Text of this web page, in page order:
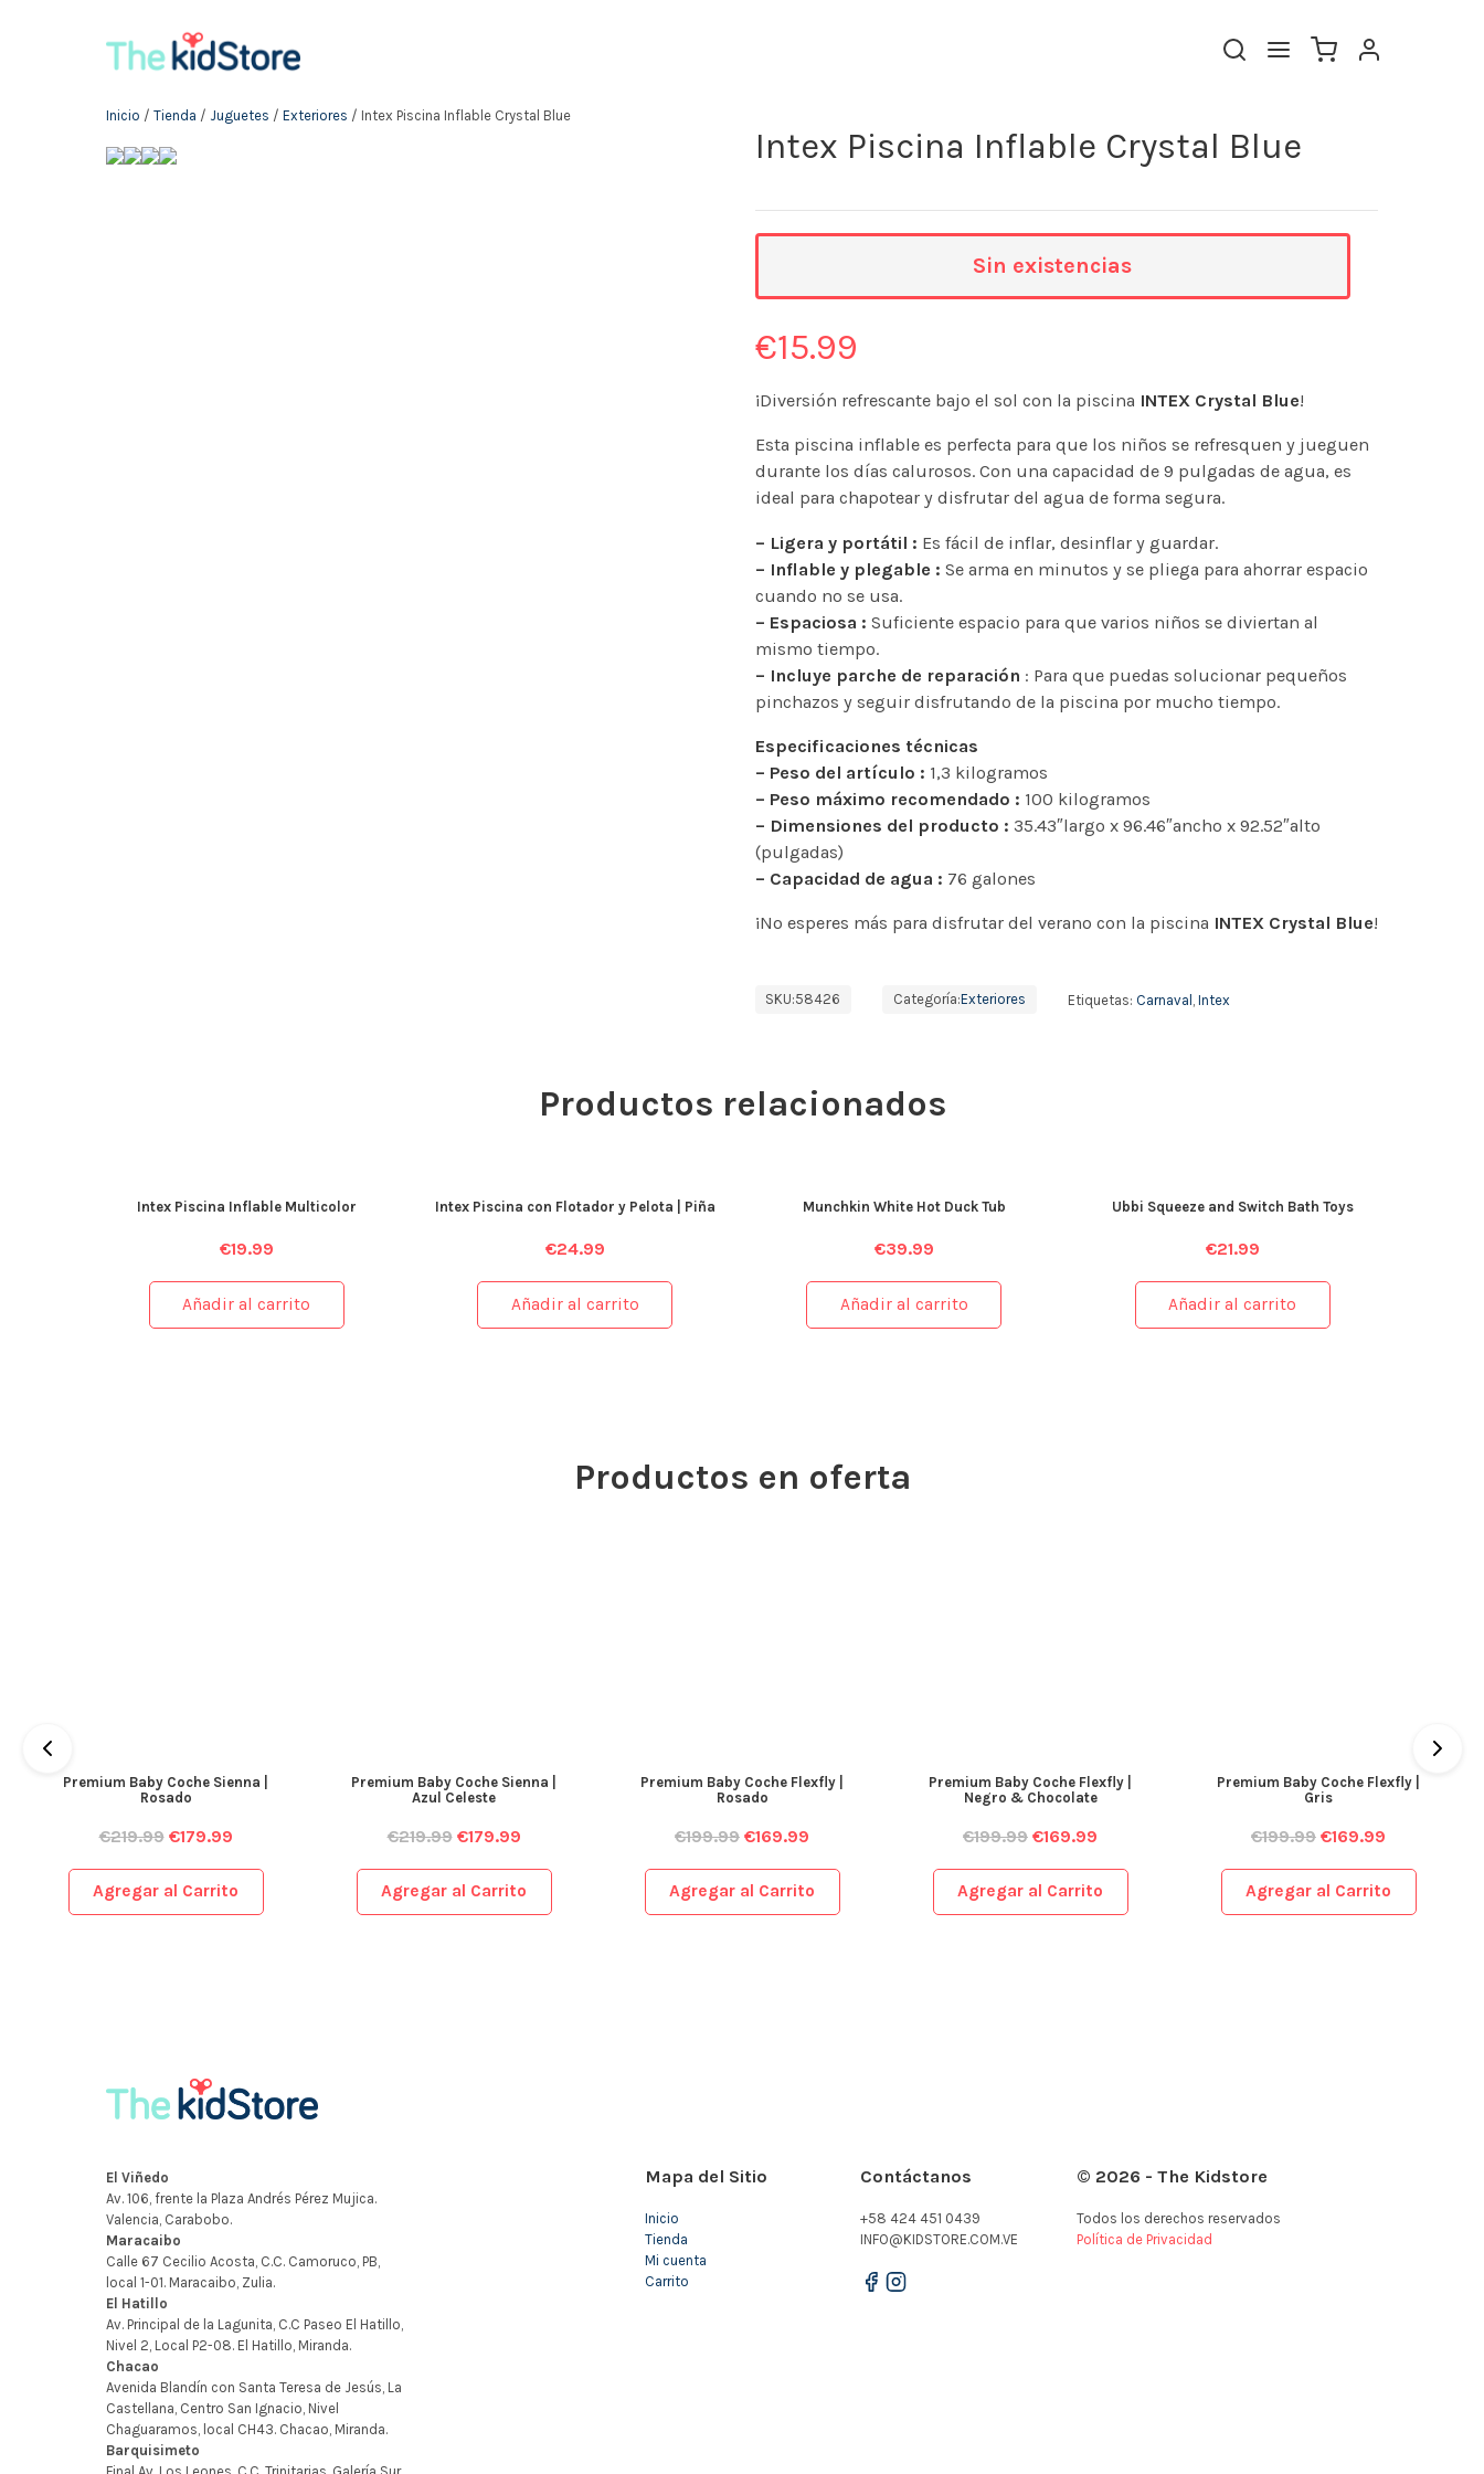
Inicio / Tienda / Juguetes / Exteriores / Intex Piscina Inflable Crystal Blue
Intex Piscina Inflable Crystal Blue
€15.99
¡Diversión refrescante bajo el sol con la piscina INTEX Crystal Blue!
Esta piscina inflable es perfecta para que los niños se refresquen y jueguen
durante los días calurosos. Con una capacidad de 9 pulgadas de agua, es
ideal para chapotear y disfrutar del agua de forma segura.
– Ligera y portátil : Es fácil de inflar, desinflar y guardar.
– Inflable y plegable : Se arma en minutos y se pliega para ahorrar espacio
cuando no se usa.
– Espaciosa : Suficiente espacio para que varios niños se diviertan al
mismo tiempo.
– Incluye parche de reparación : Para que puedas solucionar pequeños
pinchazos y seguir disfrutando de la piscina por mucho tiempo.
Especificaciones técnicas
– Peso del artículo : 1,3 kilogramos
– Peso máximo recomendado : 100 kilogramos
– Dimensiones del producto : 35.43″largo x 96.46″ancho x 92.52″alto
(pulgadas)
– Capacidad de agua : 76 galones
¡No esperes más para disfrutar del verano con la piscina INTEX Crystal Blue!
Sin existencias
SKU:58426 Categoría:Exteriores Etiquetas: Carnaval Intex
Productos relacionados
Intex Piscina Inflable Multicolor
€19.99
Añadir al carrito
Intex Piscina con Flotador y Pelota | Piña
€24.99
Añadir al carrito
Munchkin White Hot Duck Tub
€39.99
Añadir al carrito
Ubbi Squeeze and Switch Bath Toys
€21.99
Añadir al carrito
Productos en oferta
Premium Baby Coche Sienna |
Rosado
€219.99 €179.99
Agregar al Carrito
Premium Baby Coche Sienna |
Azul Celeste
€219.99 €179.99
Agregar al Carrito
Premium Baby Coche Flexfly |
Rosado
€199.99 €169.99
Agregar al Carrito
Premium Baby Coche Flexfly |
Negro & Chocolate
€199.99 €169.99
Agregar al Carrito
Premium Baby Coche Flexfly |
Gris
€199.99 €169.99
Agregar al Carrito
Mapa del Sitio
Inicio
Tienda
Mi cuenta
Carrito
Contáctanos
+58 424 451 0439
INFO@KIDSTORE.COM.VE
© 2026 - The Kidstore
Todos los derechos reservados
Política de Privacidad